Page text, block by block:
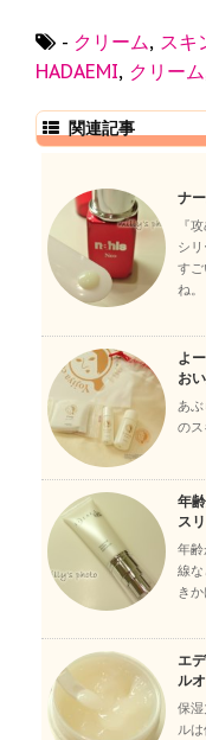
- クリーム, スキ
HADAEMI, クリーム
関連記事
ナ
『
シ
す
ね。
よ
お
あ
のス
年
ス
年
線
きか
エ
ル
保
ル